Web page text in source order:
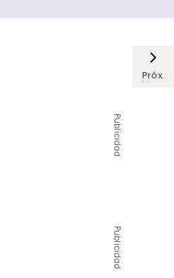
Próx.
Publicidad
Publicidad